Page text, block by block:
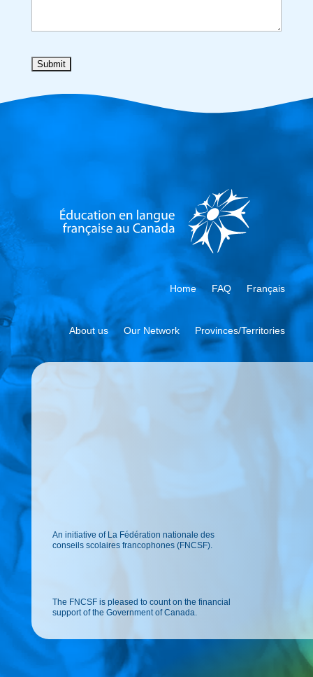
Home FAQ Français
About us Our Network Provinces/Territories
An initiative of La Fédération nationale des
conseils scolaires francophones (FNCSF).
The FNCSF is pleased to count on the financial
support of the Government of Canada.